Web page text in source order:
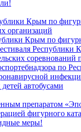
Крым по
организаций
Крым по
соревнований
по
автобусами
препаратом
фигурного
меры!